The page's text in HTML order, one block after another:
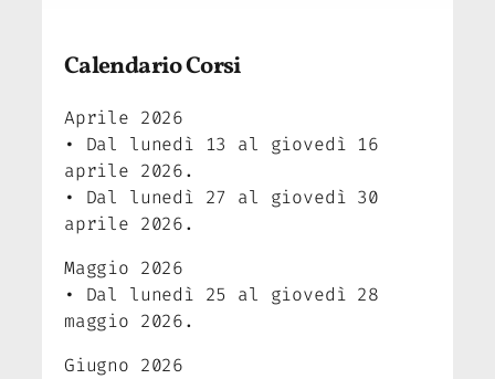
Calendario Corsi
Aprile 2026
• Dal lunedì 13 al giovedì 16
aprile 2026.
• Dal lunedì 27 al giovedì 30
aprile 2026.
Maggio 2026
• Dal lunedì 25 al giovedì 28
maggio 2026.
Giugno 2026